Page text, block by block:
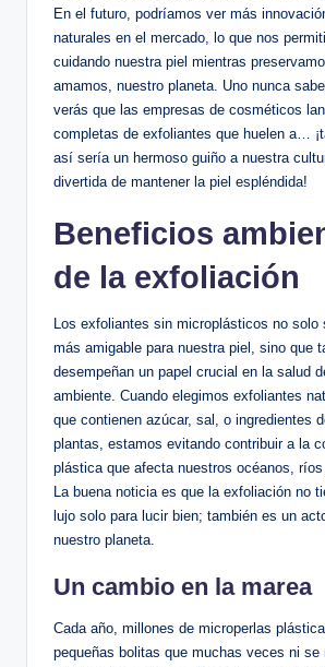
En el futuro, podríamos ver más
naturales en el mercado, lo que nos
cuidando nuestra piel mientras
amamos, nuestro planeta. Uno nunca
verás que las empresas de cosméticos
completas de exfoliantes que huelen a…
así sería un hermoso guiño a nuestra
divertida de mantener la piel espléndida!
Beneficios
de la exfoliación
Los exfoliantes sin microplásticos no solo
más amigable para nuestra piel, sino que
desempeñan un papel crucial en la salud
ambiente. Cuando elegimos exfoliantes
que contienen azúcar, sal, o ingredientes
plantas, estamos evitando contribuir a la
plástica que afecta nuestros océanos,
La buena noticia es que la exfoliación no
lujo solo para lucir bien; también es un
nuestro planeta.
Un cambio en la marea
Cada año, millones de microperlas
pequeñas bolitas que muchas veces ni se